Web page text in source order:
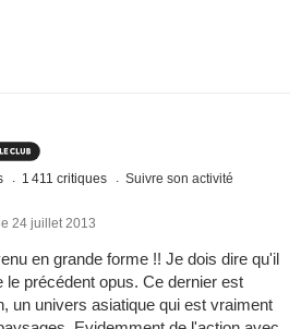
1 411 critiques Suivre son activité
24 juillet 2013
en grande forme !! Je dois dire qu'il
précédent opus. Ce dernier est
un univers asiatique qui est vraiment